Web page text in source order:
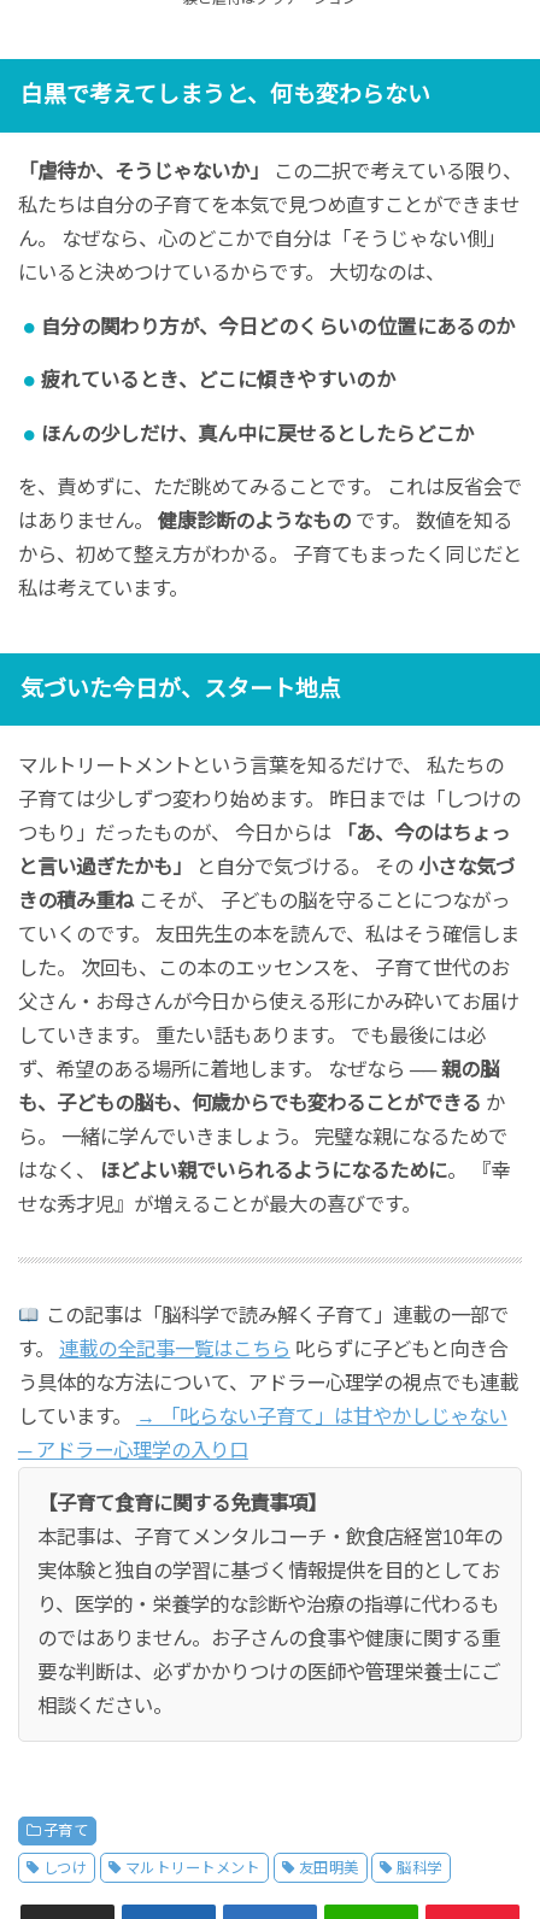
白黒で考えてしまうと、何も変わらない
「虐待か、そうじゃないか」
この二択で考えている限り、
私たちは自分の子育てを本気で見つめ直すことができませ
ん。 なぜなら、心のどこかで自分は「そうじゃない側」
にいると決めつけているからです。 大切なのは、
自分の関わり方が、今日どのくらいの位置にあるのか
疲れているとき、どこに傾きやすいのか
ほんの少しだけ、真ん中に戻せるとしたらどこか
を、責めずに、ただ眺めてみることです。 これは反省会で
はありません。 健康診断のようなものです。 数値を知る
から、初めて整え方がわかる。 子育てもまったく同じだと
私は考えています。
気づいた今日が、スタート地点
マルトリートメントという言葉を知るだけで、 私たちの
子育ては少しずつ変わり始めます。 昨日までは「しつけの
つもり」だったものが、 今日からは
「あ、今のはちょっ
と言い過ぎたかも」
と自分で気づける。 その 小さな気づ
きの積み重ねこそが、 子どもの脳を守ることにつながっ
ていくのです。 友田先生の本を読んで、私はそう確信しま
した。 次回も、この本のエッセンスを、 子育て世代のお
父さん・お母さんが今日から使える形にかみ砕いてお届け
していきます。 重たい話もあります。 でも最後には必
ず、希望のある場所に着地します。 なぜなら ──親の脳
も、子どもの脳も、何歳からでも変わることができる か
ら。 一緒に学んでいきましょう。 完璧な親になるためで
はなく、
ほどよい親でいられるようになるために。 『幸
せな秀才児』が増えることが最大の喜びです。
この記事は「脳科学で読み解く子育て」連載の一部で
す。 連載の全記事一覧はこちら 叱らずに子どもと向き合
う具体的な方法について、アドラー心理学の視点でも連載
しています。
→ 「叱らない子育て」は甘やかしじゃない
─ アドラー心理学の入り口
【子育て食育に関する免責事項】
本記事は、子育てメンタルコーチ・飲食店経営10年の
実体験と独自の学習に基づく情報提供を目的としてお
り、医学的・栄養学的な診断や治療の指導に代わるも
のではありません。お子さんの食事や健康に関する重
要な判断は、必ずかかりつけの医師や管理栄養士にご
相談ください。
子育て
しつけ マルトリートメント 友田明美 脳科学